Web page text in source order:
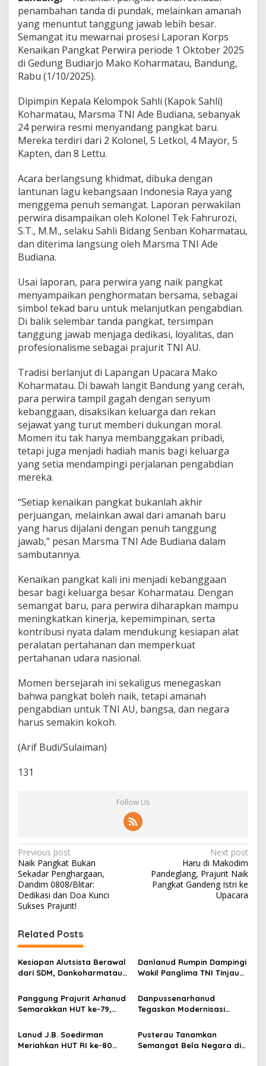
n
d
a
n
g
A
n
a
h
B
a
penambahan tanda di pundak, melainkan amanah
yang menuntut tanggung jawab lebih besar.
Semangat itu mewarnai prosesi Laporan Korps
Kenaikan Pangkat Perwira periode 1 Oktober 2025
di Gedung Budiarjo Mako Koharmatau, Bandung,
Rabu (1/10/2025).
Dipimpin Kepala Kelompok Sahli (Kapok Sahli)
Koharmatau, Marsma TNI Ade Budiana, sebanyak
24 perwira resmi menyandang pangkat baru.
Mereka terdiri dari 2 Kolonel, 5 Letkol, 4 Mayor, 5
Kapten, dan 8 Lettu.
Acara berlangsung khidmat, dibuka dengan
lantunan lagu kebangsaan Indonesia Raya yang
menggema penuh semangat. Laporan perwakilan
perwira disampaikan oleh Kolonel Tek Fahrurozi,
S.T., M.M., selaku Sahli Bidang Senban Koharmatau,
dan diterima langsung oleh Marsma TNI Ade
Budiana.
Usai laporan, para perwira yang naik pangkat
menyampaikan penghormatan bersama, sebagai
simbol tekad baru untuk melanjutkan pengabdian.
Di balik selembar tanda pangkat, tersimpan
tanggung jawab menjaga dedikasi, loyalitas, dan
profesionalisme sebagai prajurit TNI AU.
Tradisi berlanjut di Lapangan Upacara Mako
Koharmatau. Di bawah langit Bandung yang cerah,
para perwira tampil gagah dengan senyum
kebanggaan, disaksikan keluarga dan rekan
sejawat yang turut memberi dukungan moral.
Momen itu tak hanya membanggakan pribadi,
tetapi juga menjadi hadiah manis bagi keluarga
yang setia mendampingi perjalanan pengabdian
mereka.
“Setiap kenaikan pangkat bukanlah akhir
perjuangan, melainkan awal dari amanah baru
yang harus dijalani dengan penuh tanggung
jawab,” pesan Marsma TNI Ade Budiana dalam
sambutannya.
Kenaikan pangkat kali ini menjadi kebanggaan
besar bagi keluarga besar Koharmatau. Dengan
semangat baru, para perwira diharapkan mampu
meningkatkan kinerja, kepemimpinan, serta
kontribusi nyata dalam mendukung kesiapan alat
peralatan pertahanan dan memperkuat
pertahanan udara nasional.
Momen bersejarah ini sekaligus menegaskan
bahwa pangkat boleh naik, tetapi amanah
pengabdian untuk TNI AU, bangsa, dan negara
harus semakin kokoh.
(Arif Budi/Sulaiman)
131
Follow Us
P
o
s
t
a
v
i
a
i
Previous post
Naik Pangkat Bukan
Sekadar Penghargaan,
Dandim 0808/Blitar:
Dedikasi dan Doa Kunci
Sukses Prajurit!
Next post
Haru di Makodim
Pandeglang, Prajurit Naik
Pangkat Gandeng Istri ke
Upacara
Related Posts
Kesiapan Alutsista Berawal
dari SDM, Dankoharmatau
dan Budaya Keselamatan
Danlanud Rumpin Dampingi
Wakil Panglima TNI Tinjau
Desa di Bogor
Panggung Prajurit Arhanud
Semarakkan HUT ke-79,
Menyatu dalam Irama
Kebersamaan
Danpussenarhanud
Tegaskan Modernisasi
Tradisi Korps Pati HUT ke-
79 Arhanud
Lanud J.B. Soedirman
Meriahkan HUT RI ke-80
Pusterau Tanamkan
Semangat Bela Negara di